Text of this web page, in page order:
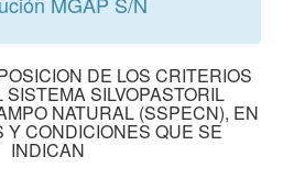
DE LOS CRITERIOS
SILVOPASTORIL
NATURAL (SSPECN), EN
Y CONDICIONES QUE SE
INDICAN